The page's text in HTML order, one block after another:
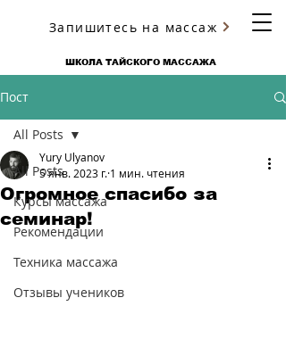
ШКОЛА ТАЙСКОГО МАССАЖА
ЮРИЯ УЛЬЯНОВА
Запишитесь на массаж
Пост
All Posts
Курсы массажа
Рекомендации
Техника массажа
Отзывы учеников
All Posts
Огромное спасибо за
семинар!
Yury Ulyanov
5 янв. 2023 г. 1 мин. чтения